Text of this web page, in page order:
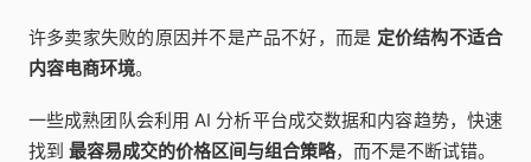
许多卖家失败的原因并不是产品不好，而是 定价结构不适合
内容电商环境。
一些成熟团队会利用 AI 分析平台成交数据和内容趋势，快速
找到 最容易成交的价格区间与组合策略，而不是不断试错。